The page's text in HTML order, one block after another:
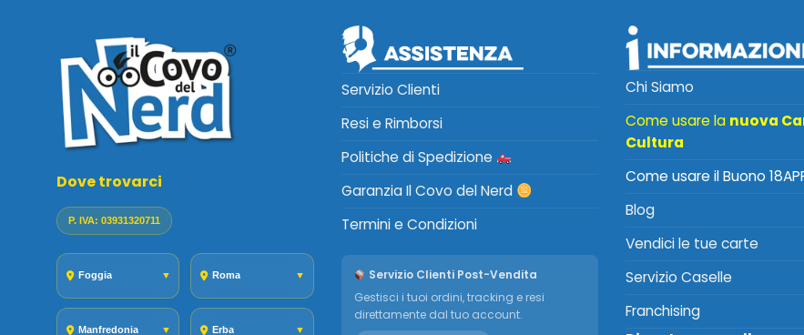
Dove trovarci
P. IVA: 03931320711
Foggia ▼ Roma ▼
Manfredonia ▼ Erba ▼
Servizio Clienti
Resi e Rimborsi
Politiche di Spedizione
Garanzia Il Covo del Nerd
Termini e Condizioni
Servizio Clienti Post-Vendita
Gestisci i tuoi ordini, tracking e resi
direttamente dal tuo account.
Chi Siamo
Come usare la nuova
Cultura
Come usare il Buono
Blog
Vendici le tue carte
Servizio Caselle
Franchising